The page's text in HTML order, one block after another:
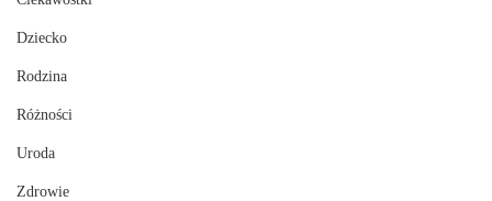
Dziecko
Rodzina
Różności
Uroda
Zdrowie